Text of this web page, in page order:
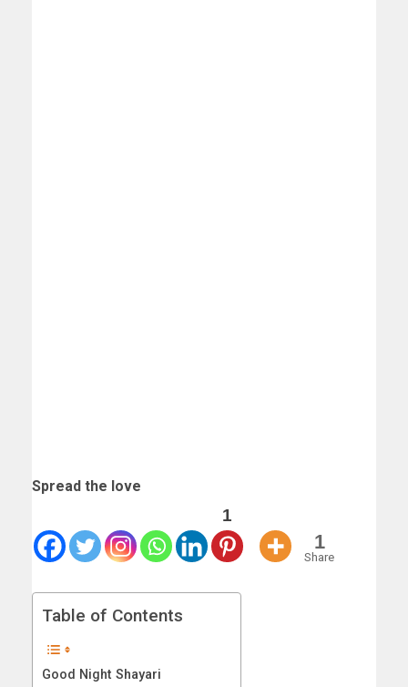
Spread the love
1
1
Share
Table of Contents
Good Night Shayari